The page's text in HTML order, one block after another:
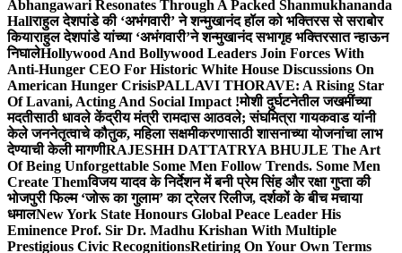
Abhangawari Resonates Through A Packed Shanmukhananda
Hallराहुल देशपांडे की ‘अभंगवारी’ ने शन्मुखानंद हॉल को भक्तिरस से सराबोर
कियाराहुल देशपांडे यांच्या ‘अभंगवारी’ने शन्मुखानंद सभागृह भक्तिरसात न्हाऊन
निघालेHollywood And Bollywood Leaders Join Forces With
Anti-Hunger CEO For Historic White House Discussions On
American Hunger CrisisPALLAVI THORAVE: A Rising Star
Of Lavani, Acting And Social Impact !मोशी दुर्घटनेतील जखमींच्या
मदतीसाठी धावले केंद्रीय मंत्री रामदास आठवले; संघमित्रा गायकवाड यांनी
केले जननेतृत्वाचे कौतुक, महिला सक्षमीकरणासाठी शासनाच्या योजनांचा लाभ
देण्याची केली मागणीRAJESHH DATTATRYA BHUJLE The Art
Of Being Unforgettable Some Men Follow Trends. Some Men
Create Themविजय यादव के निर्देशन में बनी प्रेम सिंह और रक्षा गुप्ता की
भोजपुरी फिल्म ‘जोरू का गुलाम’ का ट्रेलर रिलीज, दर्शकों के बीच मचाया
धमालNew York State Honours Global Peace Leader His
Eminence Prof. Sir Dr. Madhu Krishan With Multiple
Prestigious Civic RecognitionsRetiring On Your Own Terms